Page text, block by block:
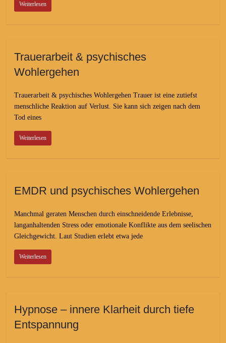
Weiterlesen
Trauerarbeit & psychisches
Wohlergehen
Trauerarbeit & psychisches Wohlergehen Trauer ist eine zutiefst
menschliche Reaktion auf Verlust. Sie kann sich zeigen nach dem
Tod eines
Weiterlesen
EMDR und psychisches Wohlergehen
Manchmal geraten Menschen durch einschneidende Erlebnisse,
langanhaltenden Stress oder emotionale Konflikte aus dem seelischen
Gleichgewicht. Laut Studien erlebt etwa jede
Weiterlesen
Hypnose – innere Klarheit durch tiefe
Entspannung